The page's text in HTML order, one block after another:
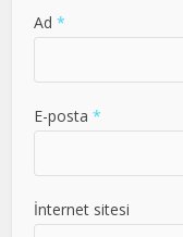
Ad*
E-posta*
İnternet sitesi